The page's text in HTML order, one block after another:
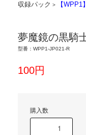
収録パック > 【
夢魔鏡の黒騎
型番：WPP1-JP021-R
100円
購入数